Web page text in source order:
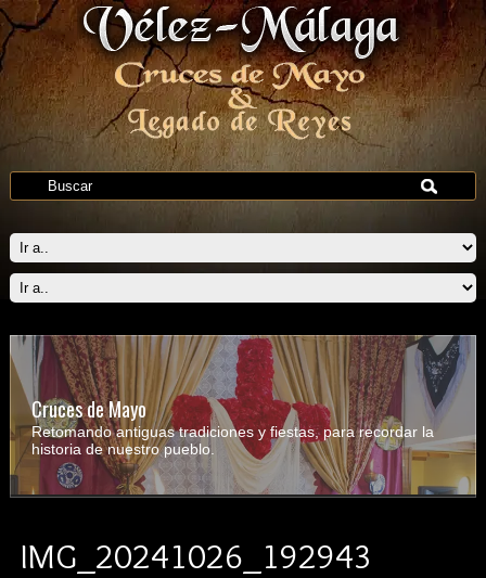
Cruces de Mayo
Retomando antiguas tradiciones y fiestas, para recordar la
historia de nuestro pueblo.
IMG_20241026_192943